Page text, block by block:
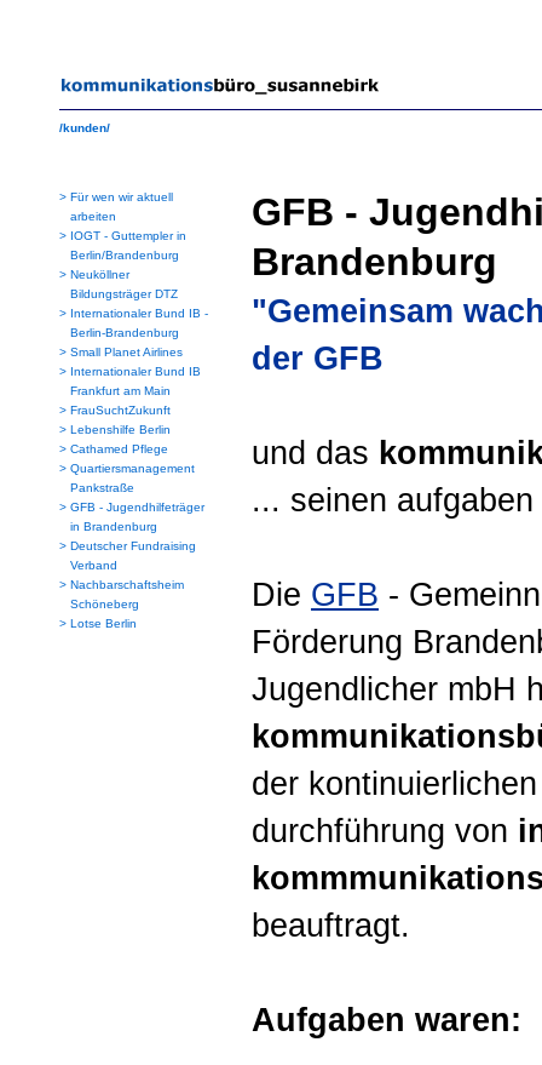
/kunden/
> Für wen wir aktuell
arbeiten
> IOGT - Guttempler in
Berlin/Brandenburg
> Neuköllner
Bildungsträger DTZ
> Internationaler Bund IB -
Berlin-Brandenburg
> Small Planet Airlines
> Internationaler Bund IB
Frankfurt am Main
> FrauSuchtZukunft
> Lebenshilfe Berlin
> Cathamed Pflege
> Quartiersmanagement
Pankstraße
> GFB - Jugendhilfeträger
in Brandenburg
> Deutscher Fundraising
Verband
> Nachbarschaftsheim
Schöneberg
> Lotse Berlin
GFB -
Brandenburg
"Gemeinsam
der GFB
und das
... seinen
Die GFB -
Förderung
Jugendlicher mbH
der
durchführung von
beauftragt.
Aufgaben waren: